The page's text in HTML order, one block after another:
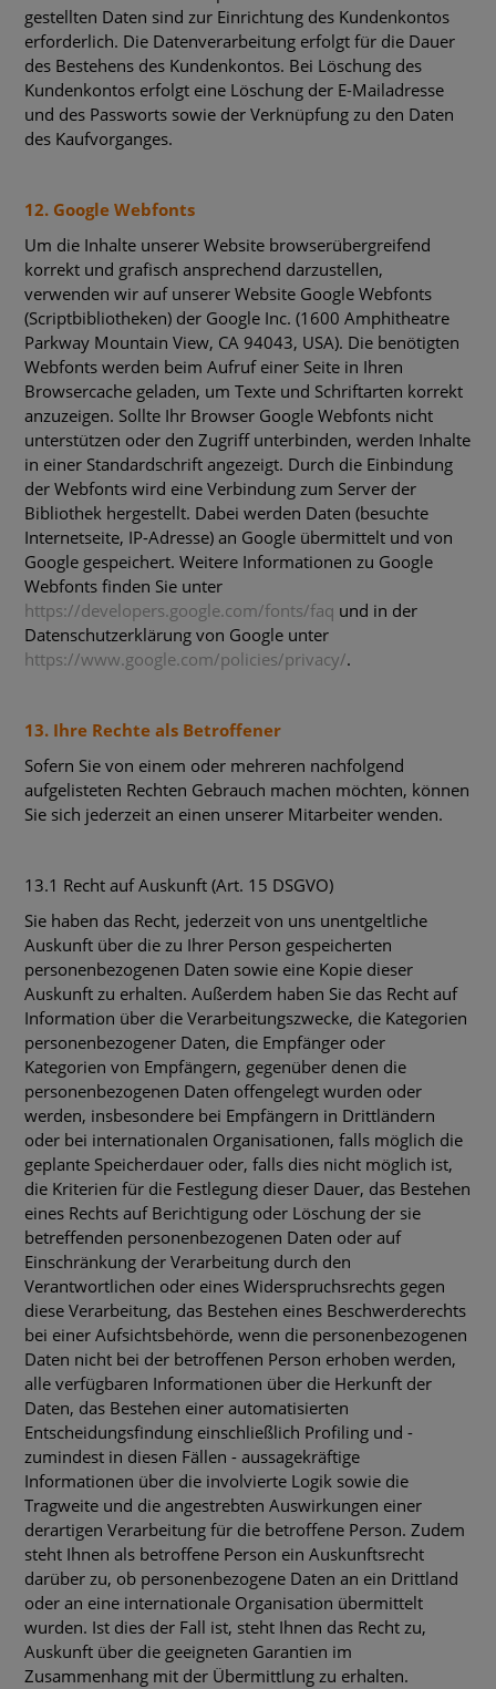
gestellten Daten sind zur Einrichtung des Kundenkontos
erforderlich. Die Datenverarbeitung erfolgt für die Dauer
des Bestehens des Kundenkontos. Bei Löschung des
Kundenkontos erfolgt eine Löschung der E-Mailadresse
und des Passworts sowie der Verknüpfung zu den Daten
des Kaufvorganges.
12. Google Webfonts
Um die Inhalte unserer Website browserübergreifend
korrekt und grafisch ansprechend darzustellen,
verwenden wir auf unserer Website Google Webfonts
(Scriptbibliotheken) der Google Inc. (1600 Amphitheatre
Parkway Mountain View, CA 94043, USA). Die benötigten
Webfonts werden beim Aufruf einer Seite in Ihren
Browsercache geladen, um Texte und Schriftarten korrekt
anzuzeigen. Sollte Ihr Browser Google Webfonts nicht
unterstützen oder den Zugriff unterbinden, werden Inhalte
in einer Standardschrift angezeigt. Durch die Einbindung
der Webfonts wird eine Verbindung zum Server der
Bibliothek hergestellt. Dabei werden Daten (besuchte
Internetseite, IP-Adresse) an Google übermittelt und von
Google gespeichert. Weitere Informationen zu Google
Webfonts finden Sie unter
https://developers.google.com/fonts/faq und in der
Datenschutzerklärung von Google unter
https://www.google.com/policies/privacy/.
13. Ihre Rechte als Betroffener
Sofern Sie von einem oder mehreren nachfolgend
aufgelisteten Rechten Gebrauch machen möchten, können
Sie sich jederzeit an einen unserer Mitarbeiter wenden.
13.1 Recht auf Auskunft (Art. 15 DSGVO)
Sie haben das Recht, jederzeit von uns unentgeltliche
Auskunft über die zu Ihrer Person gespeicherten
personenbezogenen Daten sowie eine Kopie dieser
Auskunft zu erhalten. Außerdem haben Sie das Recht auf
Information über die Verarbeitungszwecke, die Kategorien
personenbezogener Daten, die Empfänger oder
Kategorien von Empfängern, gegenüber denen die
personenbezogenen Daten offengelegt wurden oder
werden, insbesondere bei Empfängern in Drittländern
oder bei internationalen Organisationen, falls möglich die
geplante Speicherdauer oder, falls dies nicht möglich ist,
die Kriterien für die Festlegung dieser Dauer, das Bestehen
eines Rechts auf Berichtigung oder Löschung der sie
betreffenden personenbezogenen Daten oder auf
Einschränkung der Verarbeitung durch den
Verantwortlichen oder eines Widerspruchsrechts gegen
diese Verarbeitung, das Bestehen eines Beschwerderechts
bei einer Aufsichtsbehörde, wenn die personenbezogenen
Daten nicht bei der betroffenen Person erhoben werden,
alle verfügbaren Informationen über die Herkunft der
Daten, das Bestehen einer automatisierten
Entscheidungsfindung einschließlich Profiling und -
zumindest in diesen Fällen - aussagekräftige
Informationen über die involvierte Logik sowie die
Tragweite und die angestrebten Auswirkungen einer
derartigen Verarbeitung für die betroffene Person. Zudem
steht Ihnen als betroffene Person ein Auskunftsrecht
darüber zu, ob personenbezogene Daten an ein Drittland
oder an eine internationale Organisation übermittelt
wurden. Ist dies der Fall ist, steht Ihnen das Recht zu,
Auskunft über die geeigneten Garantien im
Zusammenhang mit der Übermittlung zu erhalten.